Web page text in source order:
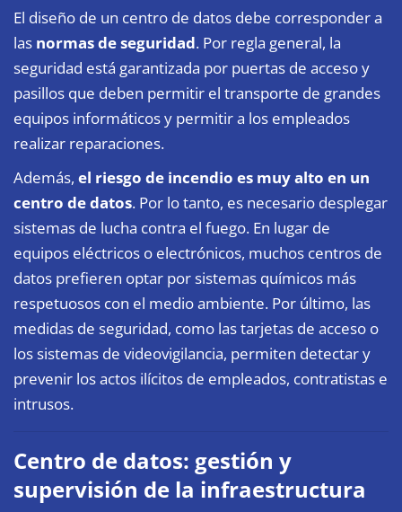
El diseño de un centro de datos debe corresponder a
las normas de seguridad. Por regla general, la
seguridad está garantizada por puertas de acceso y
pasillos que deben permitir el transporte de grandes
equipos informáticos y permitir a los empleados
realizar reparaciones.
Además, el riesgo de incendio es muy alto en un
centro de datos. Por lo tanto, es necesario desplegar
sistemas de lucha contra el fuego. En lugar de
equipos eléctricos o electrónicos, muchos centros de
datos prefieren optar por sistemas químicos más
respetuosos con el medio ambiente. Por último, las
medidas de seguridad, como las tarjetas de acceso o
los sistemas de videovigilancia, permiten detectar y
prevenir los actos ilícitos de empleados, contratistas e
intrusos.
Centro de datos: gestión y
supervisión de la infraestructura